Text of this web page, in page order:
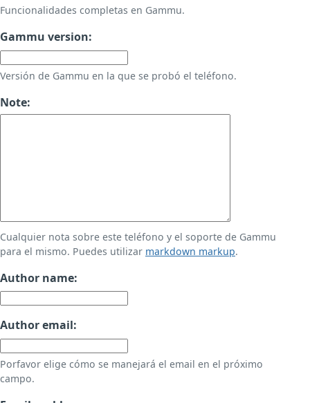
Funcionalidades completas en Gammu.
Gammu version:
Versión de Gammu en la que se probó el teléfono.
Note:
Cualquier nota sobre este teléfono y el soporte de Gammu
para el mismo. Puedes utilizar markdown markup.
Author name:
Author email:
Porfavor elige cómo se manejará el email en el próximo
campo.